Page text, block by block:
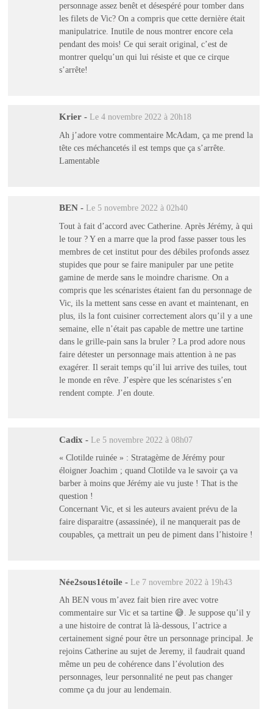
personnage assez benêt et désespéré pour tomber dans
les filets de Vic? On a compris que cette dernière était
manipulatrice. Inutile de nous montrer encore cela
pendant des mois! Ce qui serait original, c’est de
montrer quelqu’un qui lui résiste et que ce cirque
s’arrête!
Krier - Le 4 novembre 2022 à 20h18
Ah j’adore votre commentaire McAdam, ça me prend la
tête ces méchancetés il est temps que ça s’arrête.
Lamentable
BEN - Le 5 novembre 2022 à 02h40
Tout à fait d’accord avec Catherine. Après Jérémy, à qui
le tour ? Y en a marre que la prod fasse passer tous les
membres de cet institut pour des débiles profonds assez
stupides que pour se faire manipuler par une petite
gamine de merde sans le moindre charisme. On a
compris que les scénaristes étaient fan du personnage de
Vic, ils la mettent sans cesse en avant et maintenant, en
plus, ils la font cuisiner correctement alors qu’il y a une
semaine, elle n’était pas capable de mettre une tartine
dans le grille-pain sans la bruler ? La prod adore nous
faire détester un personnage mais attention à ne pas
exagérer. Il serait temps qu’il lui arrive des tuiles, tout
le monde en rêve. J’espère que les scénaristes s’en
rendent compte. J’en doute.
Cadix - Le 5 novembre 2022 à 08h07
« Clotilde ruinée » : Stratagème de Jérémy pour
éloigner Joachim ; quand Clotilde va le savoir ça va
barber à moins que Jérémy aie vu juste ! That is the
question !
Concernant Vic, et si les auteurs avaient prévu de la
faire disparaitre (assassinée), il ne manquerait pas de
coupables, ça mettrait un peu de piment dans l’histoire !
Née2sous1étoile - Le 7 novembre 2022 à 19h43
Ah BEN vous m’avez fait bien rire avec votre
commentaire sur Vic et sa tartine 😅. Je suppose qu’il y
a une histoire de contrat là là-dessous, l’actrice a
certainement signé pour être un personnage principal. Je
rejoins Catherine au sujet de Jeremy, il faudrait quand
même un peu de cohérence dans l’évolution des
personnages, leur personnalité ne peut pas changer
comme ça du jour au lendemain.